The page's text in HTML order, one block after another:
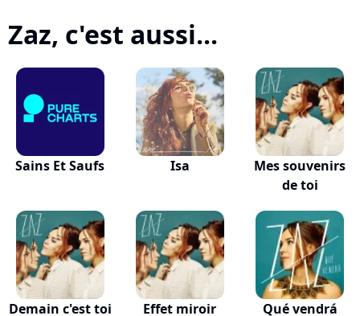
Zaz, c'est aussi...
Sains Et Saufs Isa
Mes souvenirs
de toi
Demain c'est toi Effet miroir Qué vendrá